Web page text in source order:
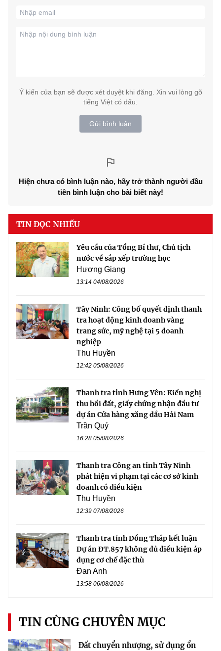
Ý kiến của bạn sẽ được xét duyệt khi đăng. Xin vui lòng gõ
tiếng Việt có dấu.
Gửi bình luận
Hiện chưa có bình luận nào, hãy trở thành người đầu
tiên bình luận cho bài biết này!
TIN ĐỌC NHIỀU
Yêu cầu của Tổng Bí thư, Chủ tịch
nước về sắp xếp trường học
Hương Giang
13:14 04/08/2026
Tây Ninh: Công bố quyết định thanh
tra hoạt động kinh doanh vàng
trang sức, mỹ nghệ tại 5 doanh
nghiệp
Thu Huyền
12:42 05/08/2026
Thanh tra tỉnh Hưng Yên: Kiến nghị
thu hồi đất, giấy chứng nhận đầu tư
dự án Cửa hàng xăng dầu Hải Nam
Trần Quý
16:28 05/08/2026
Thanh tra Công an tỉnh Tây Ninh
phát hiện vi phạm tại các cơ sở kinh
doanh có điều kiện
Thu Huyền
12:39 07/08/2026
Thanh tra tỉnh Đồng Tháp kết luận
Dự án ĐT.857 không đủ điều kiện áp
dụng cơ chế đặc thù
Đan Anh
13:58 06/08/2026
TIN CÙNG CHUYÊN MỤC
Đất chuyển nhượng, sử dụng ổn